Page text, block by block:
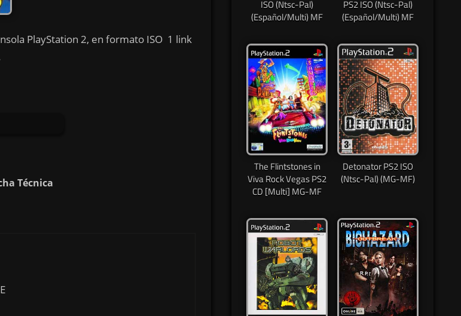
PlayStation 2, en formato ISO 1 link
Técnica
ISO (Ntsc-Pal)
(Español/Multi) MF
PS2 ISO (Ntsc-Pal)
(Español/Multi) MF
The Flintstones in
Viva Rock Vegas PS2
CD [Multi] MG-MF
Detonator PS2 ISO
(Ntsc-Pal) (MG-MF)